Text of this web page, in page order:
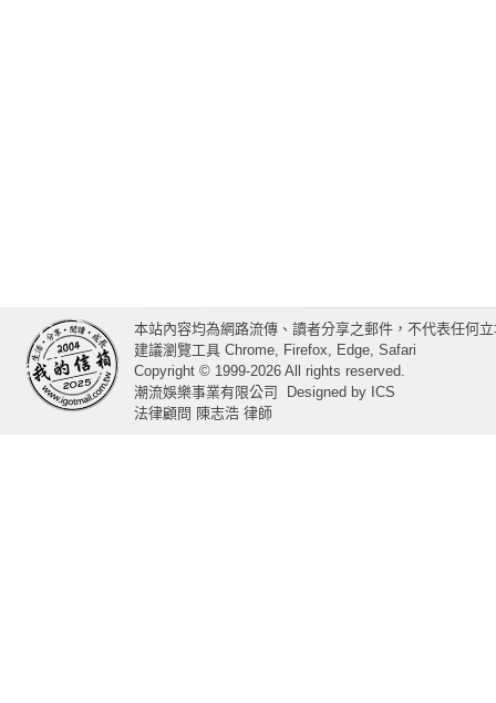
本站內容均為網路流傳、讀者分享之郵件，不代表任何
建議瀏覽工具 Chrome, Firefox, Edge, Safari
Copyright © 1999-2026 All rights reserved.
潮流娛樂事業有限公司
Designed by ICS
法律顧問 陳志浩 律師